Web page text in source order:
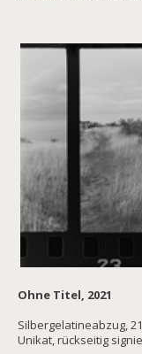
Ohne Titel, 2021
Silbergelatineabzug,
Unikat, rückseitig